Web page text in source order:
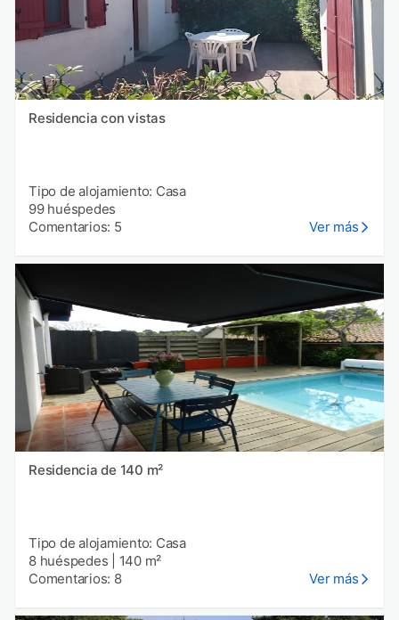
Residencia con vistas
Tipo de alojamiento: Casa
99 huéspedes
Comentarios: 5
Ver más
Residencia de 140 m²
Tipo de alojamiento: Casa
8 huéspedes
140 m²
Comentarios: 8
Ver más